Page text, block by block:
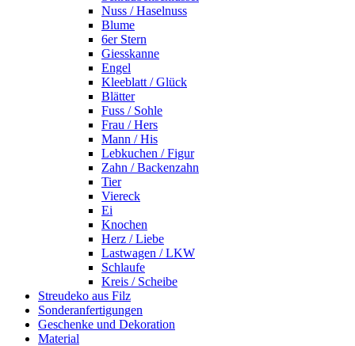
Nuss / Haselnuss
Blume
6er Stern
Giesskanne
Engel
Kleeblatt / Glück
Blätter
Fuss / Sohle
Frau / Hers
Mann / His
Lebkuchen / Figur
Zahn / Backenzahn
Tier
Viereck
Ei
Knochen
Herz / Liebe
Lastwagen / LKW
Schlaufe
Kreis / Scheibe
Streudeko aus Filz
Sonderanfertigungen
Geschenke und Dekoration
Material